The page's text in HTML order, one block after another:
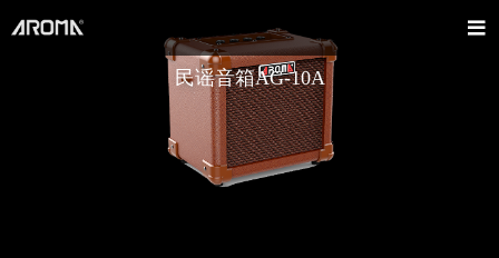
民谣音箱AG-10A